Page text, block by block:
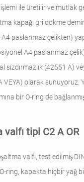
ile üretilir ve mutlak
kapağı gri dökme
A4 paslanmaz çelikten)
A4 paslanmaz çelik)
sızdırmazlık (42551 A)
VEYA) olarak sunuyoruz.
bir O-ring de
valfı tipi C2 A OR
valfı, test edilmiş
ring, kapakta hiçbir yağ